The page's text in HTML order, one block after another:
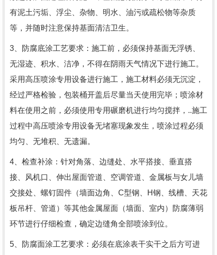
有泥土污垢、浮尘、杂物、明水、油污或疏松物等杂质
等，并随时注意保持基面清洁卫生。
3、防腐底涂工艺要求：施工前，必须保持基面无浮锈、
无湿迹、积水、洁净，不得在阴雨天气情况下进行施工。
采用高压喷涂专用设备进行施工，施工材料必须无沉淀，
经过严格检验，包装桶开盖后尽量当天使用完毕；喷涂材
料在使用之前，必须使用专用碾磨机进行均匀搅拌，..施工
过程中高压喷涂专用设备无堵塞现象发生，喷涂过程必须
均匀、无堆积、无遗漏。
4、检查补涂：针对角落、边缝处、水平搭接、垂直搭
接、风机口、伸出屋面管道、空调管道、金属板与女儿墙
交接处、螺钉固件（墙面边角、C型钢、H钢、线槽、天花
板吊杆、管道）等其他金属屋面（墙面、室内）防腐薄弱
环节进行仔细检查，确定边缝角全部喷涂到位。
5、防腐面涂工艺要求：必须在底涂表干实干之后方可进